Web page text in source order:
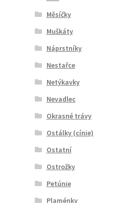
Měsíčky
Muškáty
Náprstníky
Nestařce
Netýkavky
Nevadlec
Okrasné trávy
Ostálky (cínie)
Ostatní
Ostrožky
Petúnie
Plaménky